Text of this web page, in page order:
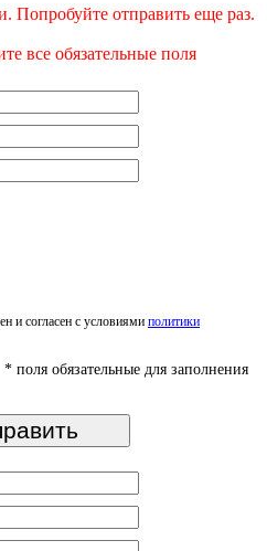
Попробуйте отправить еще раз.
все обязательные поля
и согласен с условиями политики
* поля обязательные для заполнения